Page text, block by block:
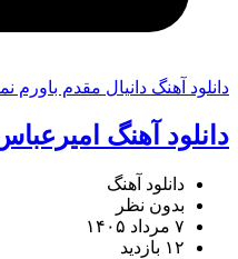
دانلود آهنگ دانیال مقدم باورم
دانلود آهنگ
دانلود آهنگ
بدون نظر
۷ مرداد ۱۴۰۵
۱۲ بازدید